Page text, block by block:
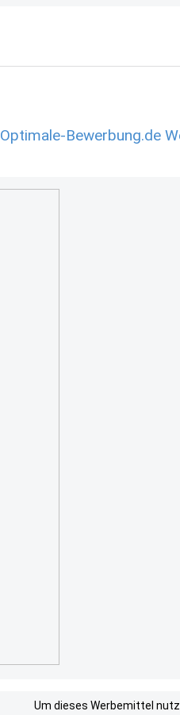
Optimale-Bewerbung.de
Um dieses Werbemittel